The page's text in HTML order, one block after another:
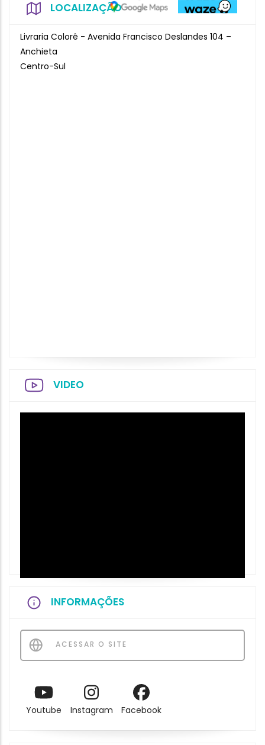
LOCALIZAÇÃO
Livraria Colorê - Avenida Francisco Deslandes 104 –
Anchieta
Centro-Sul
VIDEO
INFORMAÇÕES
ACESSAR O SITE
Youtube Instagram Facebook